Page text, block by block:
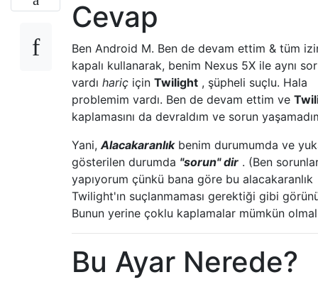
Cevap
Ben Android M. Ben de devam ettim & tüm
kapalı kullanarak, benim Nexus 5X ile aynı
vardı hariç için Twilight , şüpheli suçlu. Hala
problemim vardı. Ben de devam ettim ve
kaplamasını da devraldım ve sorun
Yani,Alacakaranlıkbenim durumumda ve
gösterilen durumda "sorun" dir . (Ben
yapıyorum çünkü bana göre bu alacakaranlık
Twilight'ın suçlanmaması gerektiği gibi
Bunun yerine çoklu kaplamalar mümkün
Bu Ayar Nerede?